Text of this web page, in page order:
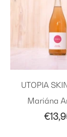
UTOPIA
Mariána